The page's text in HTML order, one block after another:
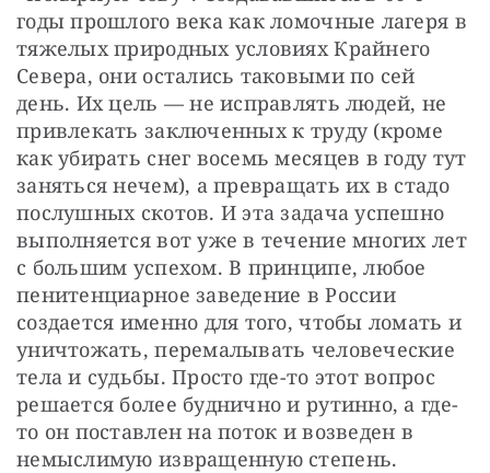
годы прошлого века как ломочные лагеря в
тяжелых природных условиях Крайнего
Севера, они остались таковыми по сей
день. Их цель — ​не исправлять людей, не
привлекать заключенных к труду (кроме
как убирать снег восемь месяцев в году тут
заняться нечем), а превращать их в стадо
послушных скотов. И эта задача успешно
выполняется вот уже в течение многих лет
с большим успехом. В принципе, любое
пенитенциарное заведение в России
создается именно для того, чтобы ломать и
уничтожать, перемалывать человеческие
тела и судьбы. Просто где-то этот вопрос
решается более буднично и рутинно, а где-
то он поставлен на поток и возведен в
немыслимую извращенную степень.